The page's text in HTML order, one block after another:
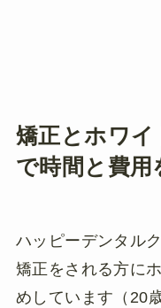
矯正とホワ
で時間と費用
ハッピーデンタル
矯正をされる方に
めしています（20